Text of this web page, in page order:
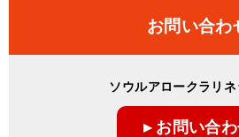
ビ
お問い合わ
ソウルアロークラリ
▸ お問い合